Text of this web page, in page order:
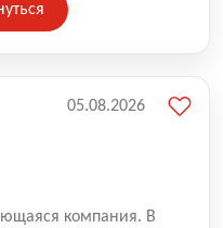
компания. В
05.08.2026